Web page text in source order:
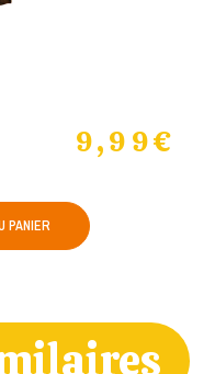
9,99€
PANIER